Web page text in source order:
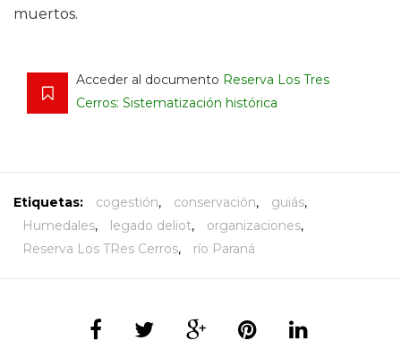
muertos.
Acceder al documento Reserva Los Tres
Cerros: Sistematización histórica
Etiquetas: cogestión, conservación, guiás,
Humedales, legado deliot, organizaciones,
Reserva Los TRes Cerros, río Paraná